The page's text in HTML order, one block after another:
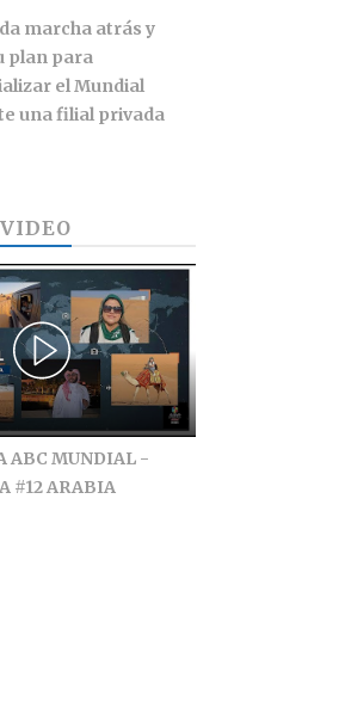
marcha atrás y
plan para
el Mundial
una filial privada
ABC MUNDIAL -
#12 ARABIA